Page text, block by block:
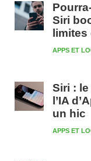
Siri
limites
APPS ET
Siri :
l’IA
un hic
APPS ET